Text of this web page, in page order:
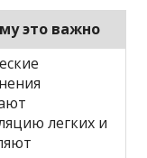
это важно
легких и